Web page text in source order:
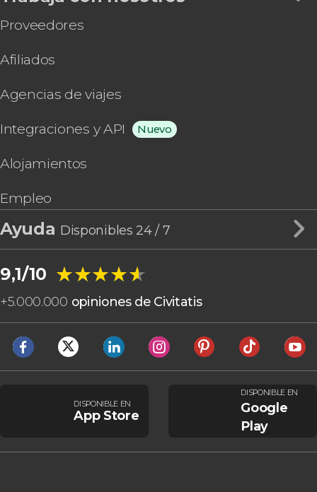
Proveedores
Afiliados
Agencias de viajes
Integraciones y API Nuevo
Alojamientos
Empleo
Ayuda Disponibles 24 / 7
9,1/10 ★★★★★
★★★★★
+5.000.000 opiniones de Civitatis
DISPONIBLE EN
App Store
DISPONIBLE EN
Google
Play